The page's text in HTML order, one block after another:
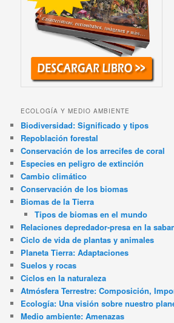
ECOLOGÍA Y MEDIO AMBIENTE
Biodiversidad: Significado y tipos
Repoblación forestal
Conservación de los arrecifes de coral
Especies en peligro de extinción
Cambio climático
Conservación de los biomas
Biomas de la Tierra
Tipos de biomas en el mundo
Relaciones depredador-presa en la
Ciclo de vida de plantas y animales
Planeta Tierra: Adaptaciones
Suelos y rocas
Ciclos en la naturaleza
Atmósfera Terrestre: Composición,
Ecología: Una visión sobre nuestro
Medio ambiente: Amenazas